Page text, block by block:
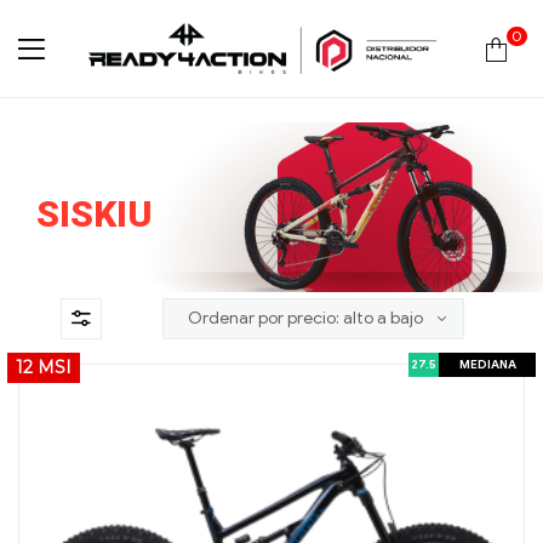
0
SISKIU
12 MSI 27.5 MEDIANA